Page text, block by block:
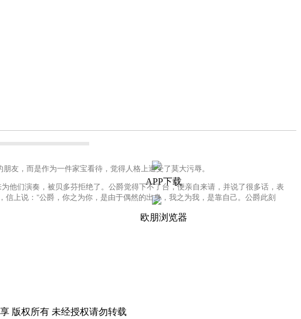
APP下载
欧朋浏览器
，而是作为一件家宝看待，觉得人格上遭受了莫大污辱。
们演奏，被贝多芬拒绝了。公爵觉得下不了台，便亲自来请，并说了很多话，表
上说："公爵，你之为你，是由于偶然的出身，我之为我，是靠自己。公爵此刻
版权所有 未经授权请勿转载